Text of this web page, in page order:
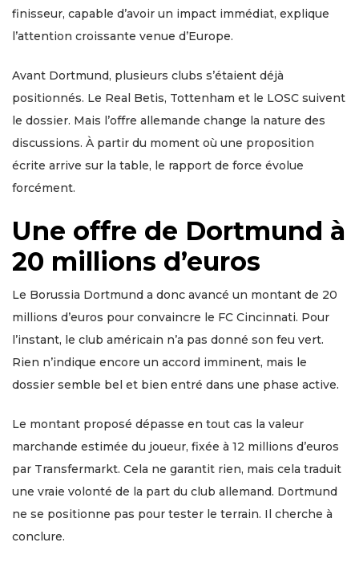
finisseur, capable d’avoir un impact immédiat, explique
l’attention croissante venue d’Europe.
Avant Dortmund, plusieurs clubs s’étaient déjà
positionnés. Le Real Betis, Tottenham et le LOSC suivent
le dossier. Mais l’offre allemande change la nature des
discussions. À partir du moment où une proposition
écrite arrive sur la table, le rapport de force évolue
forcément.
Une offre de Dortmund à
20 millions d’euros
Le Borussia Dortmund a donc avancé un montant de 20
millions d’euros pour convaincre le FC Cincinnati. Pour
l’instant, le club américain n’a pas donné son feu vert.
Rien n’indique encore un accord imminent, mais le
dossier semble bel et bien entré dans une phase active.
Le montant proposé dépasse en tout cas la valeur
marchande estimée du joueur, fixée à 12 millions d’euros
par Transfermarkt. Cela ne garantit rien, mais cela traduit
une vraie volonté de la part du club allemand. Dortmund
ne se positionne pas pour tester le terrain. Il cherche à
conclure.